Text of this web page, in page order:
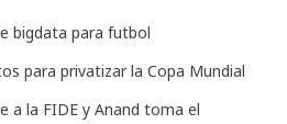
bigdata para futbol
para privatizar la Copa Mundial
a la FIDE y Anand toma el